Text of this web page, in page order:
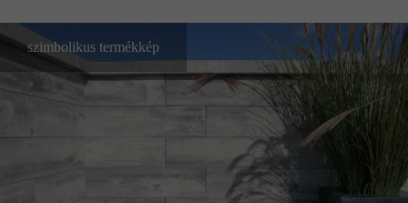
szimbolikus termékkép